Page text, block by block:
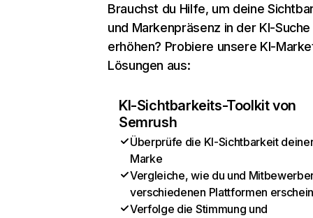
Brauchst du Hilfe, um deine
und Markenpräsenz in der KI-Suche
erhöhen? Probiere unsere KI-
Lösungen aus:
KI-Sichtbarkeits-Toolkit von
Semrush
Überprüfe die KI-Sichtbarkeit
Marke
Vergleiche, wie du und
verschiedenen Plattformen
Verfolge die Stimmung und